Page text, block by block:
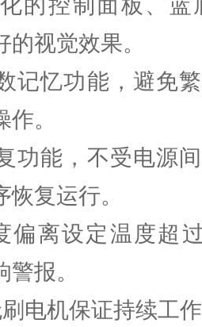
的控制面板、蓝
的视觉效果。
记忆功能，避免
。
功能，不受电源
复运行。
偏离设定温度超
报。
电机保证持续工